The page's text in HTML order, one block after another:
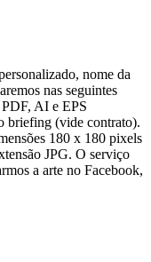
nome da
nas seguintes
AI e EPS
briefing (vide contrato).
180 x 180 pixels
JPG. O serviço
a arte no Facebook,